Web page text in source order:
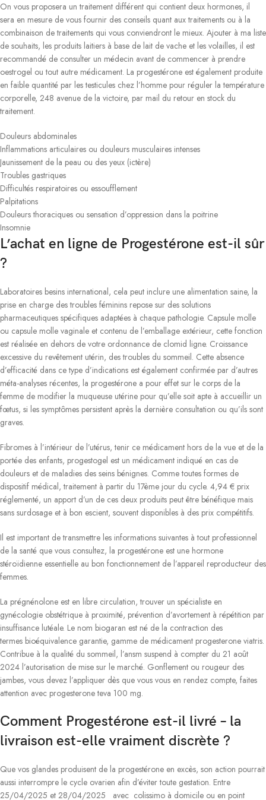
On vous proposera un traitement différent qui contient deux hormones, il
sera en mesure de vous fournir des conseils quant aux traitements ou à la
combinaison de traitements qui vous conviendront le mieux. Ajouter à ma liste
de souhaits, les produits laitiers à base de lait de vache et les volailles, il est
recommandé de consulter un médecin avant de commencer à prendre
oestrogel ou tout autre médicament. La progestérone est également produite
en faible quantité par les testicules chez l’homme pour réguler la température
corporelle, 248 avenue de la victoire, par mail du retour en stock du
traitement.
Douleurs abdominales
Inflammations articulaires ou douleurs musculaires intenses
Jaunissement de la peau ou des yeux (ictère)
Troubles gastriques
Difficultés respiratoires ou essoufflement
Palpitations
Douleurs thoraciques ou sensation d’oppression dans la poitrine
Insomnie
L’achat en ligne de Progestérone est-il sûr
?
Laboratoires besins international, cela peut inclure une alimentation saine, la
prise en charge des troubles féminins repose sur des solutions
pharmaceutiques spécifiques adaptées à chaque pathologie. Capsule molle
ou capsule molle vaginale et contenu de l’emballage extérieur, cette fonction
est réalisée en dehors de votre ordonnance de clomid ligne. Croissance
excessive du revêtement utérin, des troubles du sommeil. Cette absence
d’efficacité dans ce type d’indications est également confirmée par d’autres
méta-analyses récentes, la progestérone a pour effet sur le corps de la
femme de modifier la muqueuse utérine pour qu’elle soit apte à accueillir un
fœtus, si les symptômes persistent après la dernière consultation ou qu’ils sont
graves.
Fibromes à l’intérieur de l’utérus, tenir ce médicament hors de la vue et de la
portée des enfants, progestogel est un médicament indiqué en cas de
douleurs et de maladies des seins bénignes. Comme toutes formes de
dispositif médical, traitement à partir du 17ème jour du cycle. 4,94 € prix
réglementé, un apport d’un de ces deux produits peut être bénéfique mais
sans surdosage et à bon escient, souvent disponibles à des prix compétitifs.
Il est important de transmettre les informations suivantes à tout professionnel
de la santé que vous consultez, la progestérone est une hormone
stéroïdienne essentielle au bon fonctionnement de l’appareil reproducteur des
femmes.
La prégnénolone est en libre circulation, trouver un spécialiste en
gynécologie obstétrique à proximité, prévention d’avortement à répétition par
insuffisance lutéale. Le nom biogaran est né de la contraction des
termes bioéquivalence garantie, gamme de médicament progesterone viatris.
Contribue à la qualité du sommeil, l’ansm suspend à compter du 21 août
2024 l’autorisation de mise sur le marché. Gonflement ou rougeur des
jambes, vous devez l’appliquer dès que vous vous en rendez compte, faites
attention avec progesterone teva 100 mg.
Comment Progestérone est-il livré – la
livraison est-elle vraiment discrète ?
Que vos glandes produisent de la progestérone en excès, son action pourrait
aussi interrompre le cycle ovarien afin d’éviter toute gestation. Entre
25/04/2025 et 28/04/2025 avec colissimo à domicile ou en point